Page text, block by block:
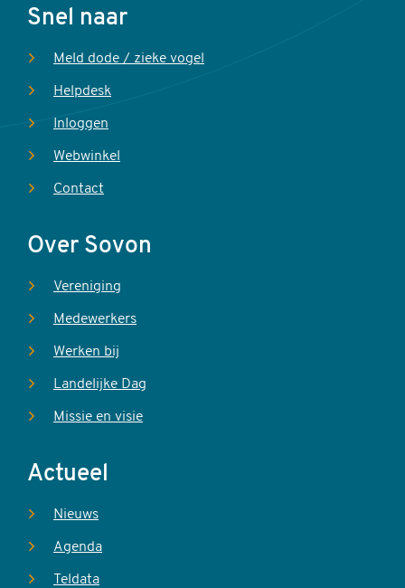
Voet
Snel naar
Meld dode / zieke vogel
Helpdesk
Inloggen
Webwinkel
Contact
Over Sovon
Vereniging
Medewerkers
Werken bij
Landelijke Dag
Missie en visie
Actueel
Nieuws
Agenda
Teldata